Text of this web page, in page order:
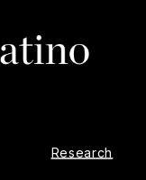
Research